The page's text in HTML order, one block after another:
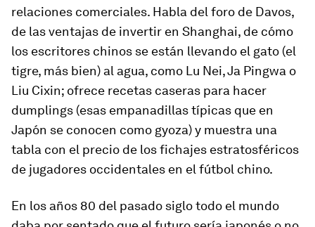
relaciones comerciales. Habla del foro de Davos,
de las ventajas de invertir en Shanghai, de cómo
los escritores chinos se están llevando el gato (el
tigre, más bien) al agua, como Lu Nei, Ja Pingwa o
Liu Cixin; ofrece recetas caseras para hacer
dumplings (esas empanadillas típicas que en
Japón se conocen como gyoza) y muestra una
tabla con el precio de los fichajes estratosféricos
de jugadores occidentales en el fútbol chino.
En los años 80 del pasado siglo todo el mundo